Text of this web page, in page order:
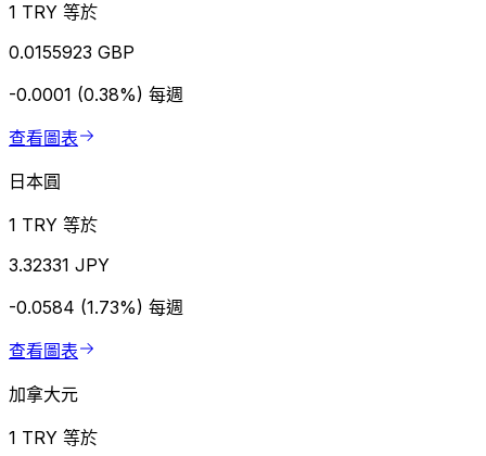
1 TRY 等於
0.0155923 GBP
-0.0001 (0.38%) 每週
查看圖表
日本圓
1 TRY 等於
3.32331 JPY
-0.0584 (1.73%) 每週
查看圖表
加拿大元
1 TRY 等於